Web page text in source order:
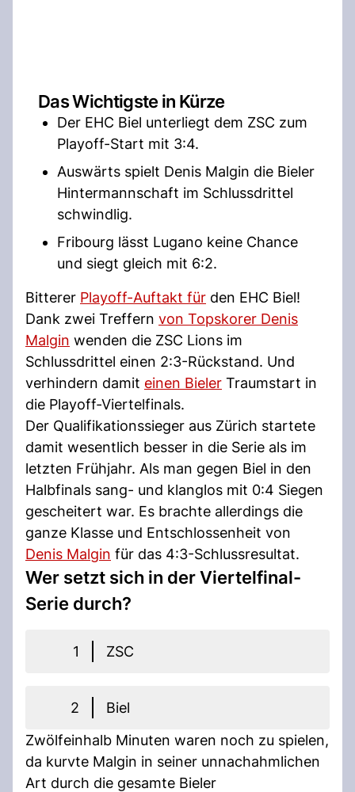
Das Wichtigste in Kürze
Der EHC Biel unterliegt dem ZSC zum
Playoff-Start mit 3:4.
Auswärts spielt Denis Malgin die Bieler
Hintermannschaft im Schlussdrittel
schwindlig.
Fribourg lässt Lugano keine Chance
und siegt gleich mit 6:2.
Bitterer Playoff-Auftakt für den EHC Biel!
Dank zwei Treffern von Topskorer Denis
Malgin wenden die ZSC Lions im
Schlussdrittel einen 2:3-Rückstand. Und
verhindern damit einen Bieler Traumstart in
die Playoff-Viertelfinals.
Der Qualifikationssieger aus Zürich startete
damit wesentlich besser in die Serie als im
letzten Frühjahr. Als man gegen Biel in den
Halbfinals sang- und klanglos mit 0:4 Siegen
gescheitert war. Es brachte allerdings die
ganze Klasse und Entschlossenheit von
Denis Malgin für das 4:3-Schlussresultat.
Wer setzt sich in der Viertelfinal-
Serie durch?
1 ZSC
2
Biel
Zwölfeinhalb Minuten waren noch zu spielen,
da kurvte Malgin in seiner unnachahmlichen
Art durch die gesamte Bieler